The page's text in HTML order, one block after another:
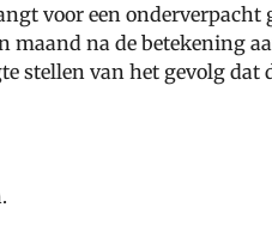
voor een
maand na de betekening
stellen van het gevolg